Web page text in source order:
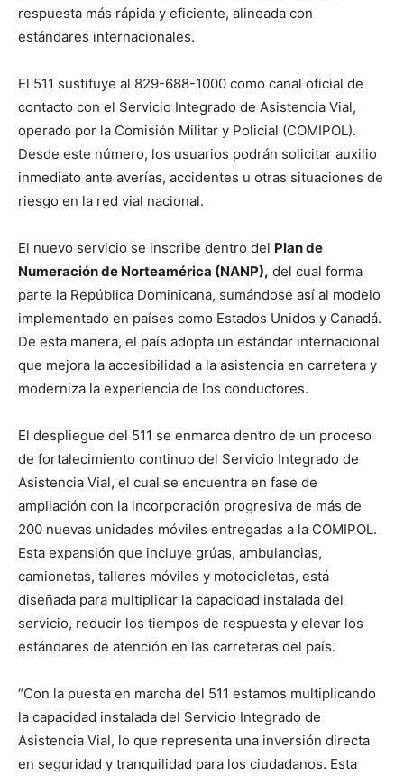
respuesta más rápida y eficiente, alineada con
estándares internacionales.
El 511 sustituye al 829-688-1000 como canal oficial de
contacto con el Servicio Integrado de Asistencia Vial,
operado por la Comisión Militar y Policial (COMIPOL).
Desde este número, los usuarios podrán solicitar auxilio
inmediato ante averías, accidentes u otras situaciones de
riesgo en la red vial nacional.
El nuevo servicio se inscribe dentro del Plan de
Numeración de Norteamérica (NANP), del cual forma
parte la República Dominicana, sumándose así al modelo
implementado en países como Estados Unidos y Canadá.
De esta manera, el país adopta un estándar internacional
que mejora la accesibilidad a la asistencia en carretera y
moderniza la experiencia de los conductores.
El despliegue del 511 se enmarca dentro de un proceso
de fortalecimiento continuo del Servicio Integrado de
Asistencia Vial, el cual se encuentra en fase de
ampliación con la incorporación progresiva de más de
200 nuevas unidades móviles entregadas a la COMIPOL.
Esta expansión que incluye grúas, ambulancias,
camionetas, talleres móviles y motocicletas, está
diseñada para multiplicar la capacidad instalada del
servicio, reducir los tiempos de respuesta y elevar los
estándares de atención en las carreteras del país.
“Con la puesta en marcha del 511 estamos multiplicando
la capacidad instalada del Servicio Integrado de
Asistencia Vial, lo que representa una inversión directa
en seguridad y tranquilidad para los ciudadanos. Esta